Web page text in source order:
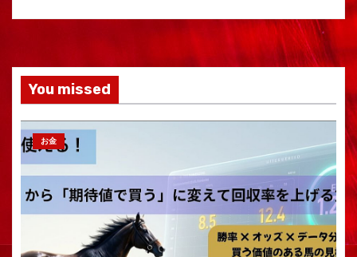
You missed
お金